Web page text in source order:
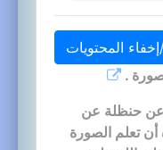
المحتويات
.
عن حنظلة عن
تعلم الصورة